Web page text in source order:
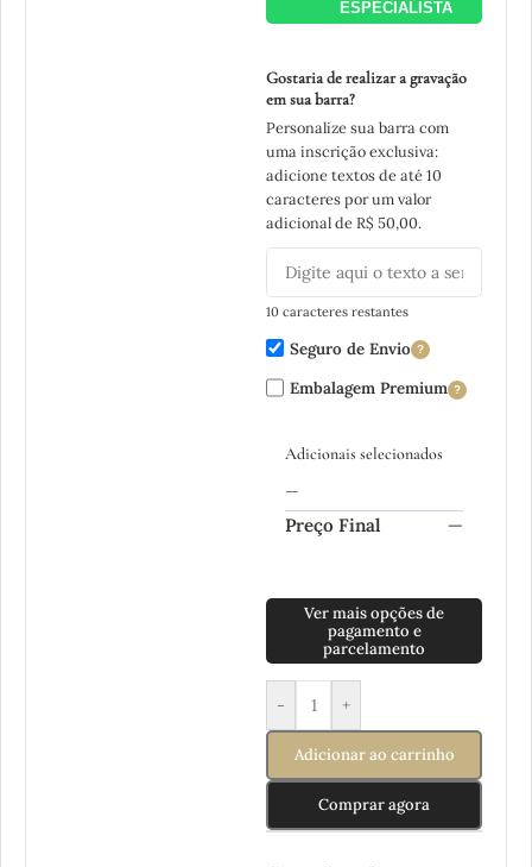
ESPECIALISTA
Gostaria de realizar a gravação
em sua barra?
Personalize sua barra com
uma inscrição exclusiva:
adicione textos de até 10
caracteres por um valor
adicional de R$ 50,00.
10 caracteres restantes
Seguro de Envio ?
Embalagem Premium ?
Adicionais selecionados
—
Preço Final —
Ver mais opções de
pagamento e
parcelamento
- +
Adicionar ao carrinho
Comprar agora